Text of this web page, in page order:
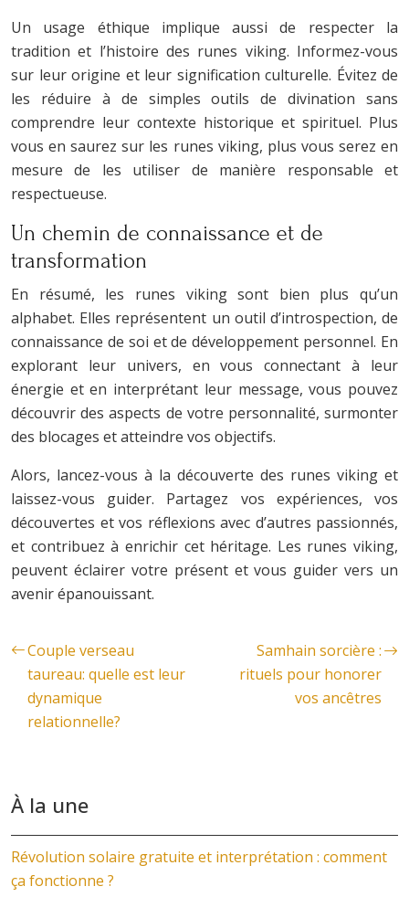
Un usage éthique implique aussi de respecter la
tradition et l’histoire des runes viking. Informez-vous
sur leur origine et leur signification culturelle. Évitez de
les réduire à de simples outils de divination sans
comprendre leur contexte historique et spirituel. Plus
vous en saurez sur les runes viking, plus vous serez en
mesure de les utiliser de manière responsable et
respectueuse.
Un chemin de connaissance et de
transformation
En résumé, les runes viking sont bien plus qu’un
alphabet. Elles représentent un outil d’introspection, de
connaissance de soi et de développement personnel. En
explorant leur univers, en vous connectant à leur
énergie et en interprétant leur message, vous pouvez
découvrir des aspects de votre personnalité, surmonter
des blocages et atteindre vos objectifs.
Alors, lancez-vous à la découverte des runes viking et
laissez-vous guider. Partagez vos expériences, vos
découvertes et vos réflexions avec d’autres passionnés,
et contribuez à enrichir cet héritage. Les runes viking,
peuvent éclairer votre présent et vous guider vers un
avenir épanouissant.
Couple verseau
taureau: quelle est leur
dynamique
relationnelle?
Samhain sorcière :
rituels pour honorer
vos ancêtres
À la une
Révolution solaire gratuite et interprétation : comment
ça fonctionne ?